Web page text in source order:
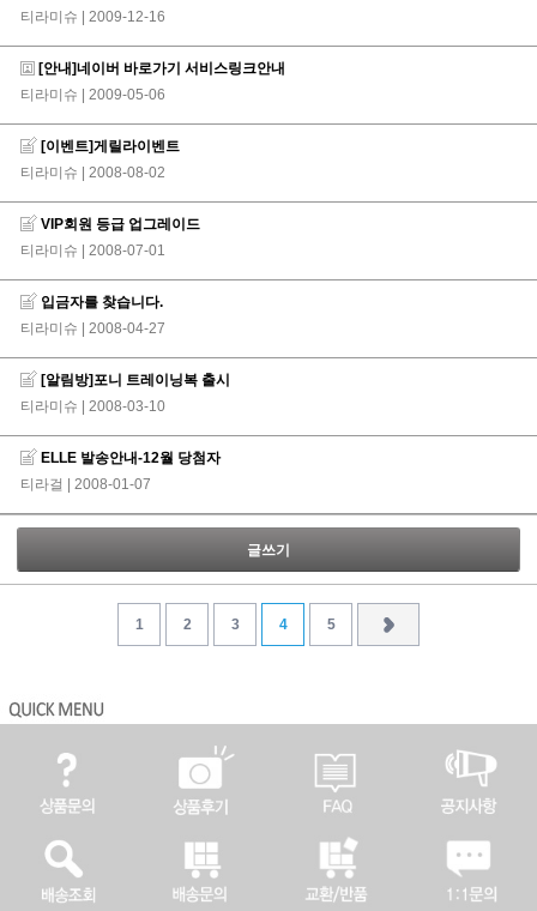
티라미슈 | 2009-12-16
[안내]네이버 바로가기 서비스링크안내
티라미슈 | 2009-05-06
[이벤트]게릴라이벤트
티라미슈 | 2008-08-02
VIP회원 등급 업그레이드
티라미슈 | 2008-07-01
입금자를 찾습니다.
티라미슈 | 2008-04-27
[알림방]포니 트레이닝복 출시
티라미슈 | 2008-03-10
ELLE 발송안내-12월 당첨자
티라걸 | 2008-01-07
글쓰기
1 2 3 4 5